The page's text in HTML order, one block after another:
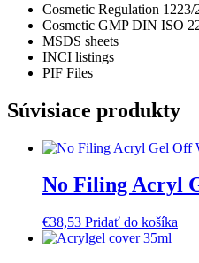
Cosmetic Regulation 1223/
Cosmetic GMP DIN ISO
MSDS sheets
INCI listings
PIF Files
Súvisiace produkty
No Filing Acryl
€38,53 Pridať do košíka